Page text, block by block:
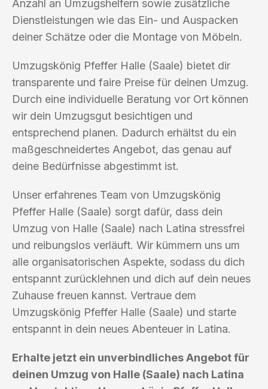
Anzahl an Umzugshelfern sowie zusätzliche
Dienstleistungen wie das Ein- und Auspacken
deiner Schätze oder die Montage von Möbeln.
Umzugskönig Pfeffer Halle (Saale) bietet dir
transparente und faire Preise für deinen Umzug.
Durch eine individuelle Beratung vor Ort können
wir dein Umzugsgut besichtigen und
entsprechend planen. Dadurch erhältst du ein
maßgeschneidertes Angebot, das genau auf
deine Bedürfnisse abgestimmt ist.
Unser erfahrenes Team von Umzugskönig
Pfeffer Halle (Saale) sorgt dafür, dass dein
Umzug von Halle (Saale) nach Latina stressfrei
und reibungslos verläuft. Wir kümmern uns um
alle organisatorischen Aspekte, sodass du dich
entspannt zurücklehnen und dich auf dein neues
Zuhause freuen kannst. Vertraue dem
Umzugskönig Pfeffer Halle (Saale) und starte
entspannt in dein neues Abenteuer in Latina.
Erhalte jetzt ein unverbindliches Angebot für
deinen Umzug von Halle (Saale) nach Latina